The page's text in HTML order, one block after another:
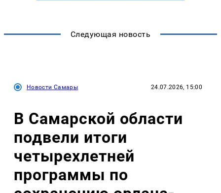
Следующая новость
Новости Самары 24.07.2026, 15:00
В Самарской области
подвели итоги
четырехлетней
программы по